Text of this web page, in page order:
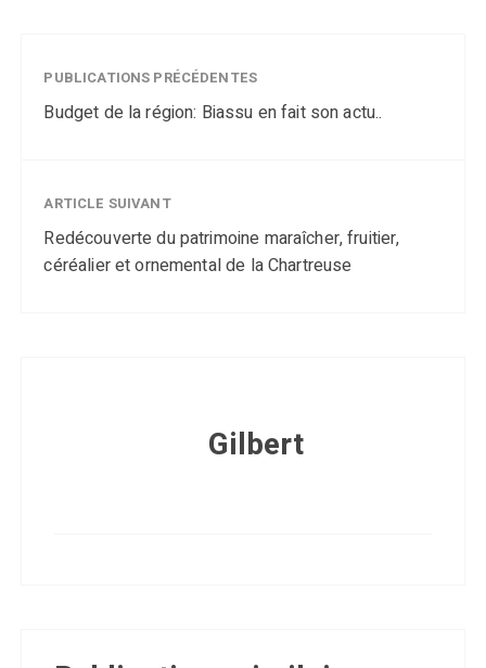
PUBLICATIONS PRÉCÉDENTES
Budget de la région: Biassu en fait son actu..
ARTICLE SUIVANT
Redécouverte du patrimoine maraîcher, fruitier,
céréalier et ornemental de la Chartreuse
Gilbert